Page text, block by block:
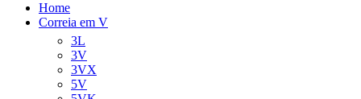
Home
Correia em V
3L
3V
3VX
5V